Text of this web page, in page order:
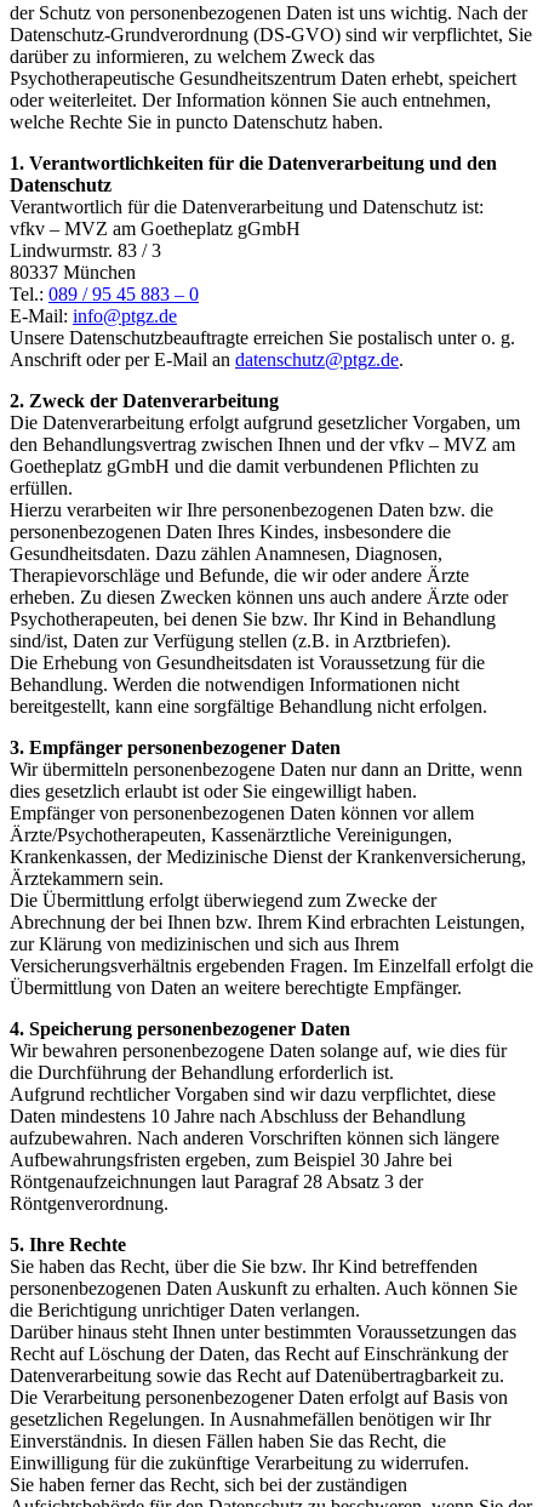
der Schutz von personenbezogenen Daten ist uns wichtig. Nach der
Datenschutz-Grundverordnung (DS-GVO) sind wir verpflichtet, Sie
darüber zu informieren, zu welchem Zweck das
Psychotherapeutische Gesundheitszentrum Daten erhebt, speichert
oder weiterleitet. Der Information können Sie auch entnehmen,
welche Rechte Sie in puncto Datenschutz haben.
1. Verantwortlichkeiten für die Datenverarbeitung und den
Datenschutz
Verantwortlich für die Datenverarbeitung und Datenschutz ist:
vfkv – MVZ am Goetheplatz gGmbH
Lindwurmstr. 83 / 3
80337 München
Tel.: 089 / 95 45 883 – 0
E-Mail: info@ptgz.de
Unsere Datenschutzbeauftragte erreichen Sie postalisch unter o. g.
Anschrift oder per E-Mail an datenschutz@ptgz.de.
2. Zweck der Datenverarbeitung
Die Datenverarbeitung erfolgt aufgrund gesetzlicher Vorgaben, um
den Behandlungsvertrag zwischen Ihnen und der vfkv – MVZ am
Goetheplatz gGmbH und die damit verbundenen Pflichten zu
erfüllen.
Hierzu verarbeiten wir Ihre personenbezogenen Daten bzw. die
personenbezogenen Daten Ihres Kindes, insbesondere die
Gesundheitsdaten. Dazu zählen Anamnesen, Diagnosen,
Therapievorschläge und Befunde, die wir oder andere Ärzte
erheben. Zu diesen Zwecken können uns auch andere Ärzte oder
Psychotherapeuten, bei denen Sie bzw. Ihr Kind in Behandlung
sind/ist, Daten zur Verfügung stellen (z.B. in Arztbriefen).
Die Erhebung von Gesundheitsdaten ist Voraussetzung für die
Behandlung. Werden die notwendigen Informationen nicht
bereitgestellt, kann eine sorgfältige Behandlung nicht erfolgen.
3. Empfänger personenbezogener Daten
Wir übermitteln personenbezogene Daten nur dann an Dritte, wenn
dies gesetzlich erlaubt ist oder Sie eingewilligt haben.
Empfänger von personenbezogenen Daten können vor allem
Ärzte/Psychotherapeuten, Kassenärztliche Vereinigungen,
Krankenkassen, der Medizinische Dienst der Krankenversicherung,
Ärztekammern sein.
Die Übermittlung erfolgt überwiegend zum Zwecke der
Abrechnung der bei Ihnen bzw. Ihrem Kind erbrachten Leistungen,
zur Klärung von medizinischen und sich aus Ihrem
Versicherungsverhältnis ergebenden Fragen. Im Einzelfall erfolgt die
Übermittlung von Daten an weitere berechtigte Empfänger.
4. Speicherung personenbezogener Daten
Wir bewahren personenbezogene Daten solange auf, wie dies für
die Durchführung der Behandlung erforderlich ist.
Aufgrund rechtlicher Vorgaben sind wir dazu verpflichtet, diese
Daten mindestens 10 Jahre nach Abschluss der Behandlung
aufzubewahren. Nach anderen Vorschriften können sich längere
Aufbewahrungsfristen ergeben, zum Beispiel 30 Jahre bei
Röntgenaufzeichnungen laut Paragraf 28 Absatz 3 der
Röntgenverordnung.
5. Ihre Rechte
Sie haben das Recht, über die Sie bzw. Ihr Kind betreffenden
personenbezogenen Daten Auskunft zu erhalten. Auch können Sie
die Berichtigung unrichtiger Daten verlangen.
Darüber hinaus steht Ihnen unter bestimmten Voraussetzungen das
Recht auf Löschung der Daten, das Recht auf Einschränkung der
Datenverarbeitung sowie das Recht auf Datenübertragbarkeit zu.
Die Verarbeitung personenbezogener Daten erfolgt auf Basis von
gesetzlichen Regelungen. In Ausnahmefällen benötigen wir Ihr
Einverständnis. In diesen Fällen haben Sie das Recht, die
Einwilligung für die zukünftige Verarbeitung zu widerrufen.
Sie haben ferner das Recht, sich bei der zuständigen